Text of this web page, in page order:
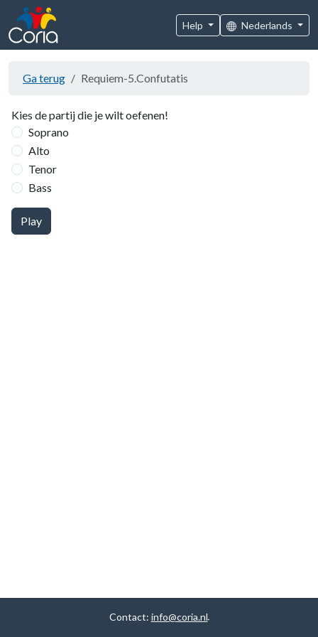
Help Nederlands
Ga terug Requiem-5.Confutatis
Kies de partij die je wilt oefenen!
Soprano
Alto
Tenor
Bass
Play
Contact: info@coria.nl.